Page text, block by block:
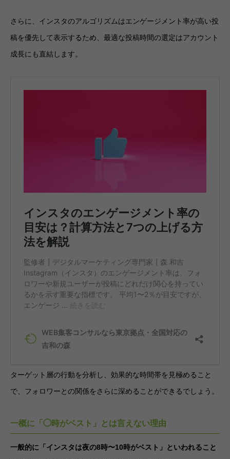
さらに、インスタのアルゴリズムはエンゲージメント率が高い投
稿を優先して表示するため、最適な投稿時間の選定はアカウント
成長にも直結します。
ターゲット層の行動を分析し、効果的な時間帯を見極めること
で、フォロワーとの関係をさらに深めることができるでしょう。
一概に「◯時がベスト」とは言えない理由
一般的に「インスタは夜の8時〜10時がベスト」といわれること